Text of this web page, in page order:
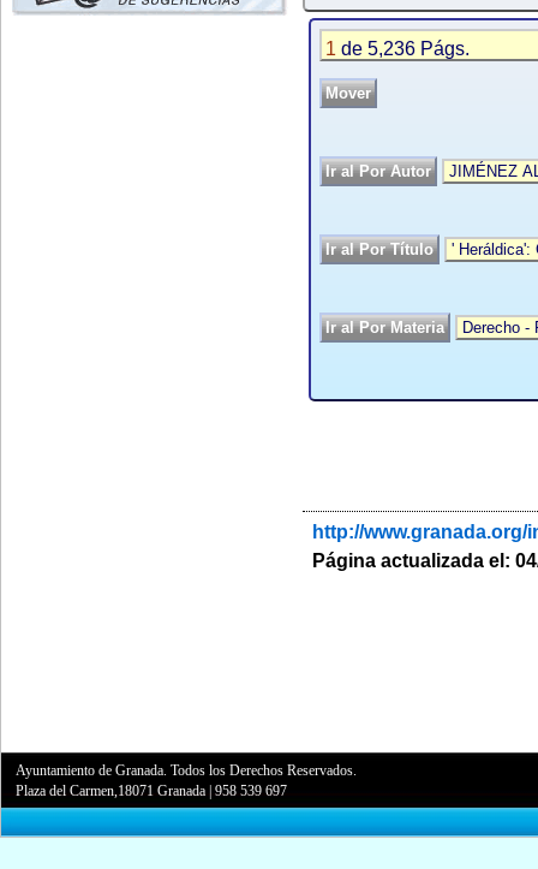
1 de 5,236 Págs.
http://www.granada.org/
Página actualizada el:
Ayuntamiento de Granada. Todos los Derechos Reservados.
Plaza del Carmen,18071 Granada |958 539 697